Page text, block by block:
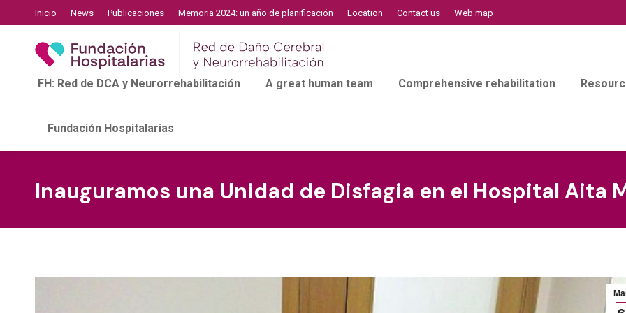
Inicio News Publicaciones Memoria 2024: un año de planificación Location Contact us Web map
FH: Red de DCA y Neurorrehabilitación A great human team Comprehensive rehabilitation
Fundación Hospitalarias
Inauguramos una Unidad de Disfagia en el Hospital Aita